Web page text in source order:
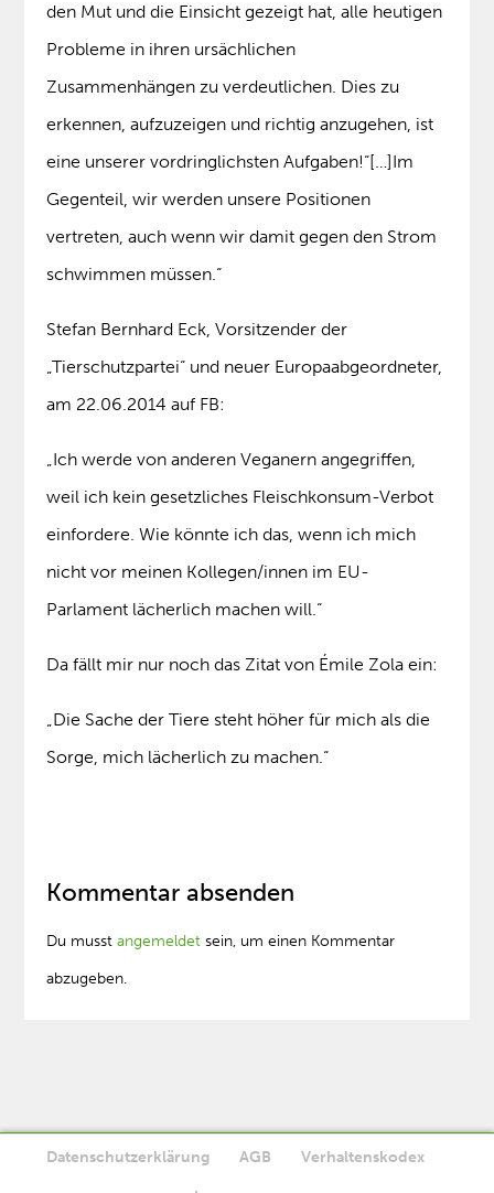
den Mut und die Einsicht gezeigt hat, alle heutigen
Probleme in ihren ursächlichen
Zusammenhängen zu verdeutlichen. Dies zu
erkennen, aufzuzeigen und richtig anzugehen, ist
eine unserer vordringlichsten Aufgaben!“[…]Im
Gegenteil, wir werden unsere Positionen
vertreten, auch wenn wir damit gegen den Strom
schwimmen müssen.“
Stefan Bernhard Eck, Vorsitzender der
„Tierschutzpartei“ und neuer Europaabgeordneter,
am 22.06.2014 auf FB:
„Ich werde von anderen Veganern angegriffen,
weil ich kein gesetzliches Fleischkonsum-Verbot
einfordere. Wie könnte ich das, wenn ich mich
nicht vor meinen Kollegen/innen im EU-
Parlament lächerlich machen will.“
Da fällt mir nur noch das Zitat von Émile Zola ein:
„Die Sache der Tiere steht höher für mich als die
Sorge, mich lächerlich zu machen.“
Kommentar absenden
Du musstangemeldet sein, um einen Kommentar
abzugeben.
Datenschutzerklärung AGB Verhaltenskodex